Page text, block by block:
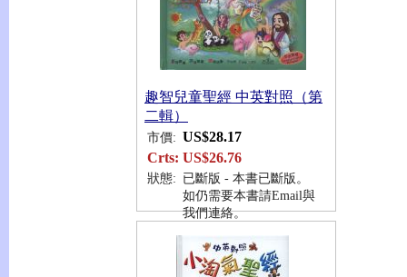
趣智兒童聖經 中英對照（第
二輯）
市價: US$28.17
Crts: US$26.76
狀態: 已斷版 - 本書已斷版。
如仍需要本書請Email與
我們連絡。